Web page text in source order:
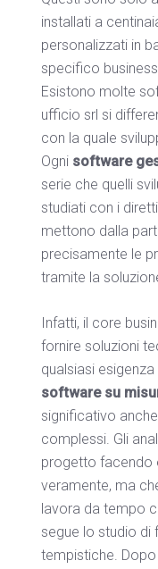
installati a
personalizzati in
specifico
Esistono molte
ufficio srl si
con la quale
Ogni software
serie che quelli
studiati con i
mettono dalla
precisamente le
tramite la
Infatti, il core
fornire soluzioni
qualsiasi
software su
significativo
complessi. Gli
progetto facendo
veramente, ma
lavora da tempo
segue lo studio di
tempistiche. Dopo